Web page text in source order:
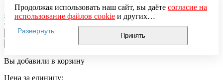
Нажимая кнопку «Отправить», вы даётесогласие на
обработку персональных данныхи подтверждаете
ознакомление с
Политикой обработки персональных данных
Продолжая использовать наш сайт, вы даёте согласие на
использование файлов cookieи других
пользовательских данных (включая IP-адрес, сведения о
местоположении, устройстве, действиях на сайте и т. п.)
для функционирования сайта, проведения
использования систем аналитики (например,
Развернуть
Принять
Вы добавили в корзину
Цена за единицу: